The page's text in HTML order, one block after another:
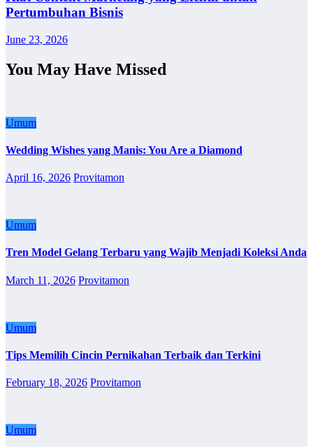
Pertumbuhan Bisnis
June 23, 2026
You May Have Missed
Umum
Wedding Wishes yang Manis: You Are a Diamond
April 16, 2026 Provitamon
Umum
Tren Model Gelang Terbaru yang Wajib Menjadi Koleksi Anda
March 11, 2026 Provitamon
Umum
Tips Memilih Cincin Pernikahan Terbaik dan Terkini
February 18, 2026 Provitamon
Umum